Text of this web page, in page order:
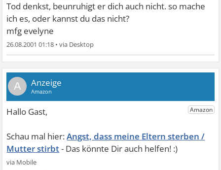
Tod denkst, beunruhigt er dich auch nicht. so mache
ich es, oder kannst du das nicht?
mfg evelyne
26.08.2001 01:18 •
A
Angst, dass meine Eltern sterben /
Mutter stirbt